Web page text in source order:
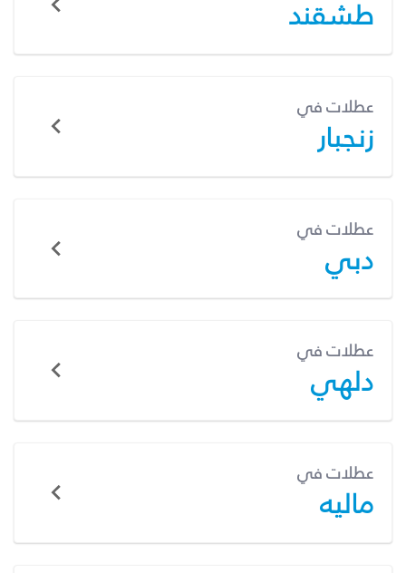
طشقند
عطلات في
زنجبار
عطلات في
دبي
عطلات في
دلهي
عطلات في
ماليه